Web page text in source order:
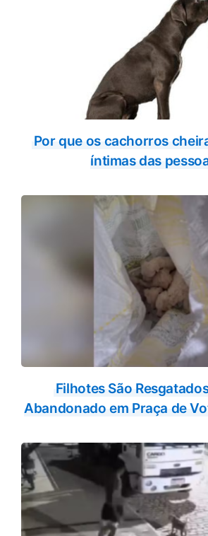
Por que os cachorros
íntimas das
Filhotes São
Abandonado em Praça de